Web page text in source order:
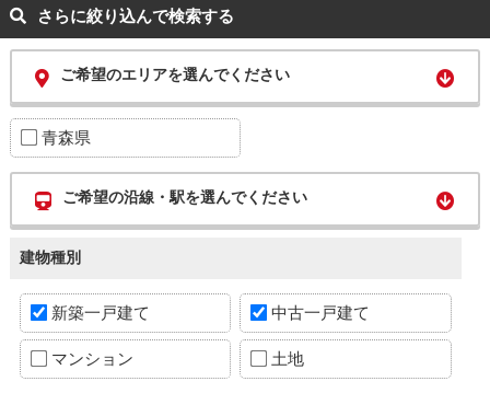
さらに絞り込んで検索する
ご希望のエリアを選んでください
青森県
ご希望の沿線・駅を選んでください
建物種別
新築一戸建て 中古一戸建て
マンション 土地